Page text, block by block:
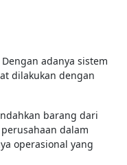
adanya sistem
dilakukan dengan
barang dari
dalam
operasional yang